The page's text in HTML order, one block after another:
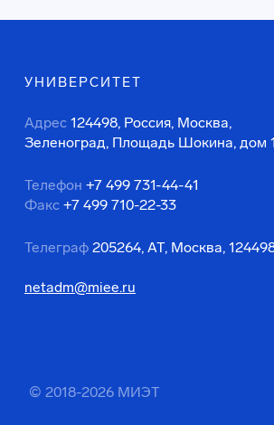
УНИВЕРСИТЕТ
Адрес 124498, Россия, Москва,
Зеленоград, Площадь Шокина, дом 1
Телефон +7 499 731-44-41
Факс +7 499 710-22-33
Телеграф 205264, АТ, Москва,
netadm@miee.ru
© 2018-2026 МИЭТ